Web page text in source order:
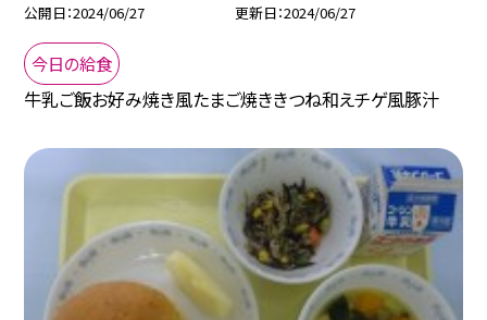
公開日 2024/06/27 更新日 2024/06/27
今日の給食
牛乳ご飯お好み焼き風たまご焼ききつね和えチゲ風豚汁